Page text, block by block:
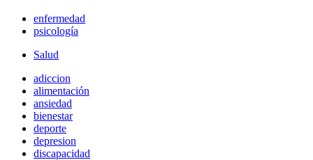
enfermedad
psicología
Salud
adiccion
alimentación
ansiedad
bienestar
deporte
depresion
discapacidad